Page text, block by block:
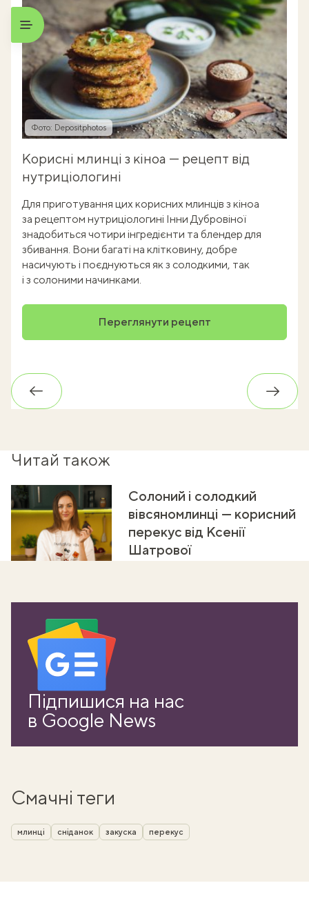
Фото: Depositphotos
Корисні млинці з кіноа — рецепт від
нутриціологині
Для приготування цих корисних млинців з кіноа
за рецептом нутриціологині Інни Дубровіної
знадобиться чотири інгредієнти та блендер для
збивання. Вони багаті на клітковину, добре
насичують і поєднуються як з солодкими, так
і з солоними начинками.
Переглянути рецепт
Назад
Читай також
Солоний і солодкий
вівсяномлинці — корисний
перекус від Ксенії
Шатрової
Підпишися на нас
в Google News
Смачні теги
млинці сніданок закуска перекус